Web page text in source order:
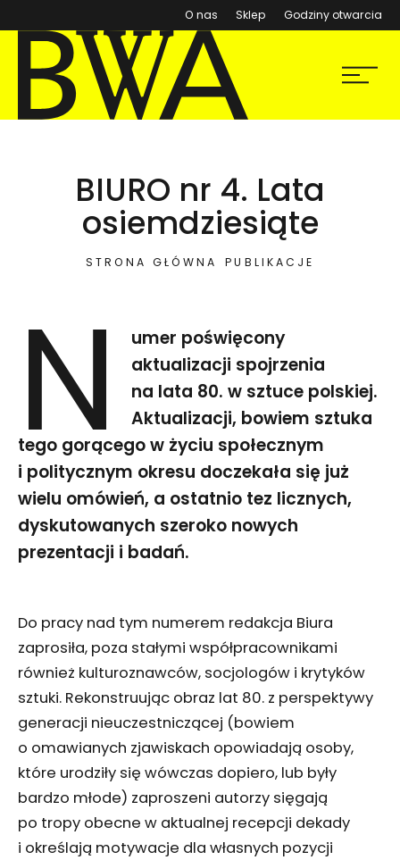
O nas Sklep (otwiera się w nowym
Godziny otwarcia
BWA Wrocław
Galerie Sztuki Współczesnej
Menu
BIURO nr 4. Lata
osiemdziesiąte
STRONA GŁÓWNA PUBLIKACJE
N
umer poświęcony
aktualizacji spojrzenia
na lata 80. w sztuce polskiej.
Aktualizacji, bowiem sztuka
tego gorącego w życiu społecznym
i politycznym okresu doczekała się już
wielu omówień, a ostatnio tez licznych,
dyskutowanych szeroko nowych
prezentacji i badań.
Do pracy nad tym numerem redakcja Biura
zaprosiła, poza stałymi współpracownikami
również kulturoznawców, socjologów i krytyków
sztuki. Rekonstruując obraz lat 80. z perspektywy
generacji nieuczestniczącej (bowiem
o omawianych zjawiskach opowiadają osoby,
które urodziły się wówczas dopiero, lub były
bardzo młode) zaproszeni autorzy sięgają
po tropy obecne w aktualnej recepcji dekady
i określają motywacje dla własnych pozycji